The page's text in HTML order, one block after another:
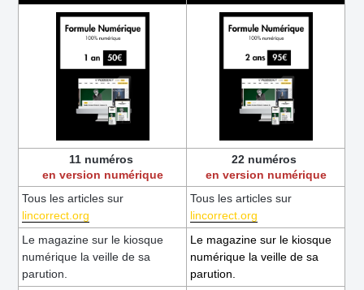
11 numéros
en version numérique
22 numéros
en version numérique
Tous les articles sur
lincorrect.org
Tous les articles sur
lincorrect.org
Le magazine sur le kiosque
numérique la veille de sa
parution.
Le magazine sur le kiosque
numérique la veille de sa
parution.